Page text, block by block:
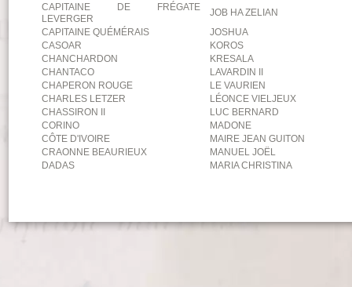
CAPITAINE DE FRÉGATE
LEVERGER
JOB HA ZELIAN
CAPITAINE QUÉMÉRAIS
JOSHUA
CASOAR
KOROS
CHANCHARDON
KRESALA
CHANTACO
LAVARDIN II
CHAPERON ROUGE
LE VAURIEN
CHARLES LETZER
LÉONCE VIELJEUX
CHASSIRON II
LUC BERNARD
CORINO
MADONE
CÔTE D'IVOIRE
MAIRE JEAN GUITON
CRAONNE BEAURIEUX
MANUEL JOËL
DADAS
MARIA CHRISTINA